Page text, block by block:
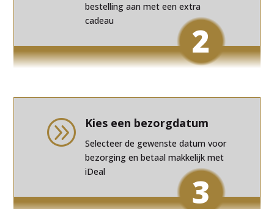
bestelling aan met een extra
cadeau
2
A Kies een bezorgdatum
Selecteer de gewenste datum voor
bezorging en betaal makkelijk met
iDeal
3